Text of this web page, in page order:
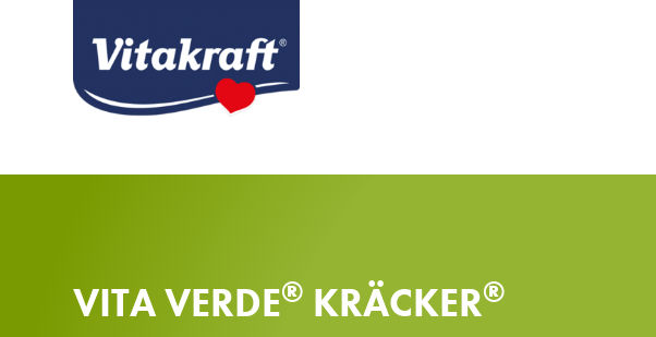
VITA VERDE® KRÄCKER®